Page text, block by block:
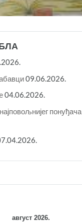
09.06.2026.
04.06.2026.
понуђача
август 2026.